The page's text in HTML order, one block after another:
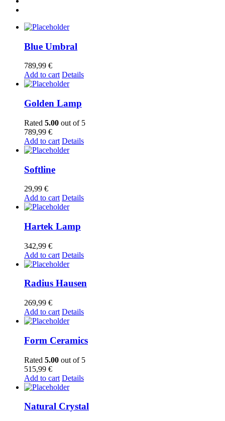
Blue Umbral
789,99 €
Add to cart Details
Golden Lamp
Rated 5.00 out of 5
789,99 €
Add to cart Details
Softline
29,99 €
Add to cart Details
Hartek Lamp
342,99 €
Add to cart Details
Radius Hausen
269,99 €
Add to cart Details
Form Ceramics
Rated 5.00 out of 5
515,99 €
Add to cart Details
Natural Crystal